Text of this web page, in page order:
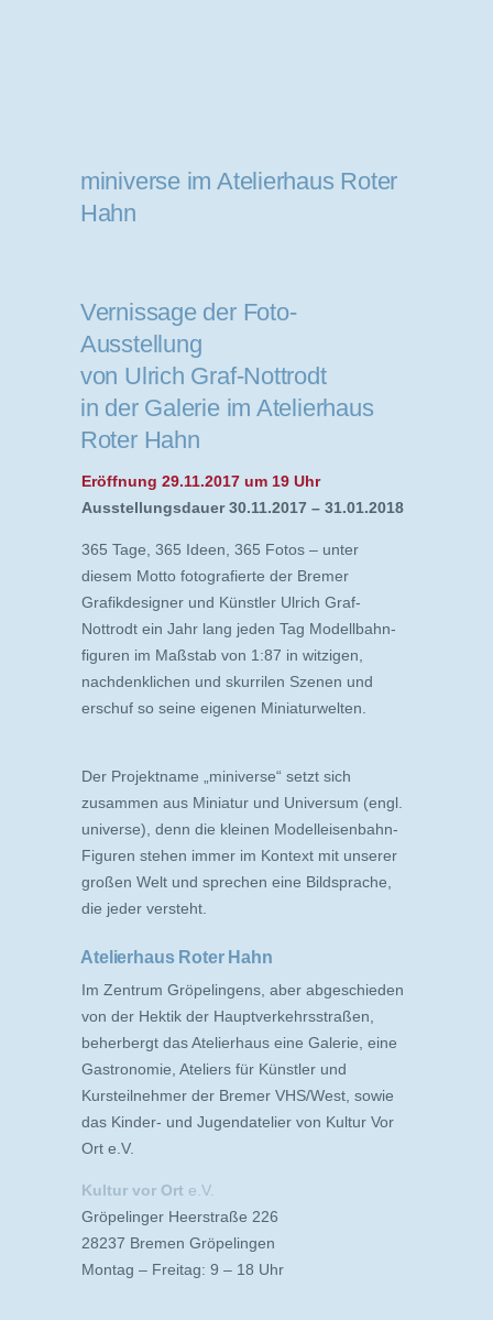
miniverse im Atelierhaus Roter
Hahn
Vernissage der Foto-
Ausstellung
von Ulrich Graf-Nottrodt
in der Galerie im Atelierhaus
Roter Hahn
Eröffnung 29.11.2017 um 19 Uhr
Ausstellungsdauer 30.11.2017 – 31.01.2018
365 Tage, 365 Ideen, 365 Fotos – unter
diesem Motto fotografierte der Bremer
Grafikdesigner und Künstler Ulrich Graf-
Nottrodt ein Jahr lang jeden Tag Modell­bahn­
figuren im Maßstab von 1:87 in witzigen,
nachdenklichen und skurrilen Szenen und
erschuf so seine eigenen Miniaturwelten.
Der Projektname „miniverse“ setzt sich
zusammen aus Miniatur und Universum (engl.
universe), denn die kleinen Modelleisenbahn-
Figuren stehen immer im Kontext mit unserer
großen Welt und sprechen eine Bildsprache,
die jeder versteht.
Atelierhaus Roter Hahn
Im Zentrum Gröpelingens, aber abgeschieden
von der Hektik der Hauptverkehrsstraßen,
beherbergt das Atelierhaus eine Galerie, eine
Gastronomie, Ateliers für Künstler und
Kursteilnehmer der Bremer VHS/West, sowie
das Kinder- und Jugendatelier von Kultur Vor
Ort e.V.
Kultur vor Ort e.V.
Gröpelinger Heerstraße 226
28237 Bremen Gröpelingen
Montag – Freitag: 9 – 18 Uhr